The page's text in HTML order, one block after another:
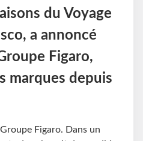
du Voyage
a annoncé
Figaro,
marques depuis
Figaro. Dans un